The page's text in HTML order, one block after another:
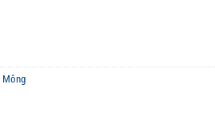
Mông